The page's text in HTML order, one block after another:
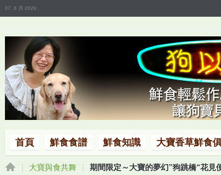
07. 8 月 2026
首頁 鮮食食譜 鮮食知識 大寶香草鮮食
大寶與食共舞 期間限定～大寶的夢幻”狗跳橋“花見